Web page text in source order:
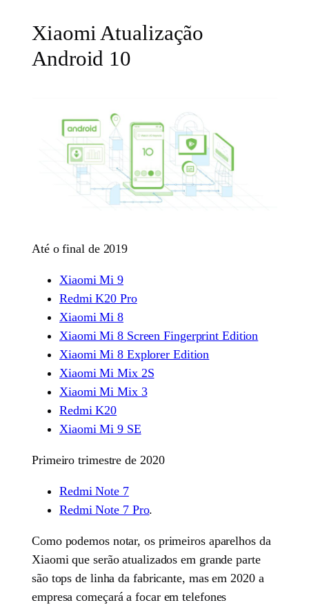
Xiaomi Atualização
Android 10
Até o final de 2019
Xiaomi Mi 9
Redmi K20 Pro
Xiaomi Mi 8
Xiaomi Mi 8 Screen Fingerprint Edition
Xiaomi Mi 8 Explorer Edition
Xiaomi Mi Mix 2S
Xiaomi Mi Mix 3
Redmi K20
Xiaomi Mi 9 SE
Primeiro trimestre de 2020
Redmi Note 7
Redmi Note 7 Pro.
Como podemos notar, os primeiros aparelhos da
Xiaomi que serão atualizados em grande parte
são tops de linha da fabricante, mas em 2020 a
empresa começará a focar em telefones